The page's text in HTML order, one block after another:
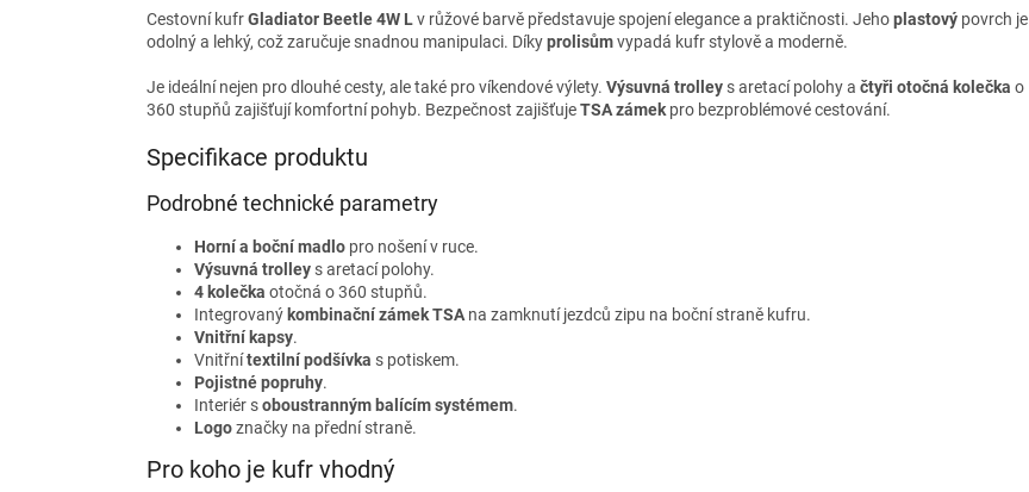
Cestovní kufrGladiator Beetle 4W Lv růžové barvě představuje spojení elegance a praktičnosti. Jehoplastový povrch je
odolný a lehký, což zaručuje snadnou manipulaci. Díkyprolisůmvypadá kufr stylově a moderně.
Je ideální nejen pro dlouhé cesty, ale také pro víkendové výlety. Výsuvná trolley s aretací polohy a čtyři otočná kolečka o
360 stupňů zajišťují komfortní pohyb. Bezpečnost zajišťujeTSA zámek pro bezproblémové cestování.
Specifikace produktu
Podrobné technické parametry
Horní a boční madlo pro nošení v ruce.
Výsuvná trolley s aretací polohy.
4 kolečka otočná o 360 stupňů.
Integrovaný kombinační zámek TSA na zamknutí jezdců zipu na boční straně kufru.
Vnitřní kapsy.
Vnitřnítextilní podšívka s potiskem.
Pojistné popruhy.
Interiér soboustranným balícím systémem.
Logoznačky na přední straně.
Pro koho je kufr vhodný